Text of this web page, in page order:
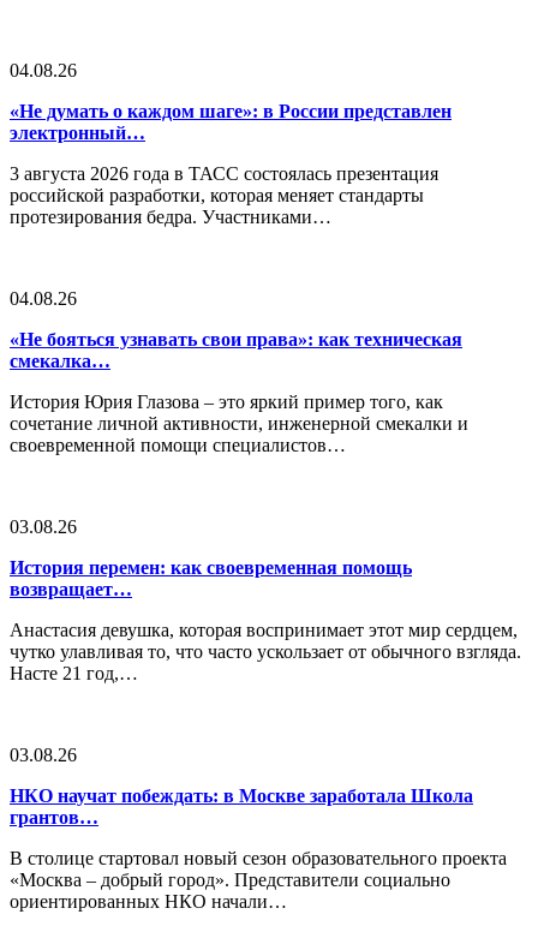
04.08.26
«Не думать о каждом шаге»: в России представлен
электронный…
3 августа 2026 года в ТАСС состоялась презентация
российской разработки, которая меняет стандарты
протезирования бедра. Участниками…
04.08.26
«Не бояться узнавать свои права»: как техническая
смекалка…
История Юрия Глазова – это яркий пример того, как
сочетание личной активности, инженерной смекалки и
своевременной помощи специалистов…
03.08.26
История перемен: как своевременная помощь
возвращает…
Анастасия девушка, которая воспринимает этот мир сердцем,
чутко улавливая то, что часто ускользает от обычного взгляда.
Насте 21 год,…
03.08.26
НКО научат побеждать: в Москве заработала Школа
грантов…
В столице стартовал новый сезон образовательного проекта
«Москва – добрый город». Представители социально
ориентированных НКО начали…